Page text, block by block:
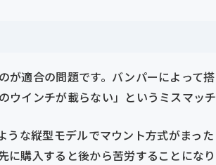
適合の問題です。バンパーによって
インチが載らない」というミスマッチ
な縦型モデルでマウント方式がまっ
購入すると後から苦労することになり